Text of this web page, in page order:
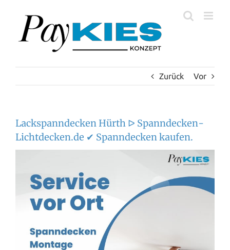
springen
Zurück Vor
Lackspanndecken Hürth ᐅ Spanndecken-
Lichtdecken.de ✔ Spanndecken kaufen.